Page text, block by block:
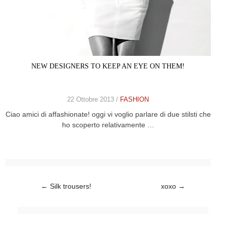
NEW DESIGNERS TO KEEP AN EYE ON THEM!
22 Ottobre 2013 / FASHION
Ciao amici di affashionate! oggi vi voglio parlare di due stilsti che
ho scoperto relativamente …
Post navigation
← Silk trousers! xoxo →